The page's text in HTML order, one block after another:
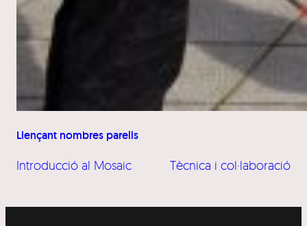
Llençant nombres parells
Introducció al Mosaic Tècnica i col·laboració